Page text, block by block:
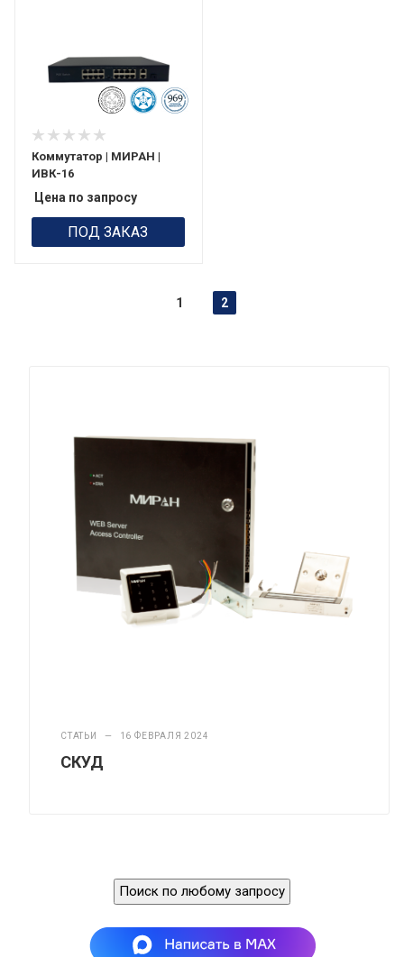
Коммутатор | МИРАН |
ИВК-16
Цена по запросу
ПОД ЗАКАЗ
1 2
СТАТЬИ — 16 ФЕВРАЛЯ 2024
СКУД
Поиск по любому запросу